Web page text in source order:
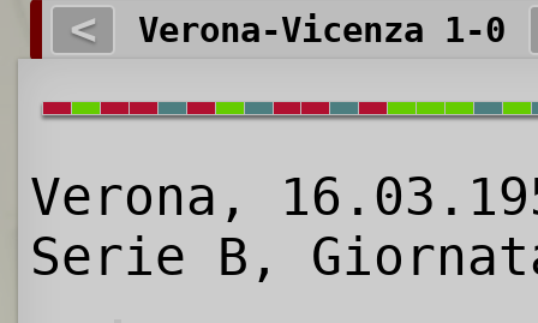
< Verona-Vicenza 1-0
Verona,
Serie B,